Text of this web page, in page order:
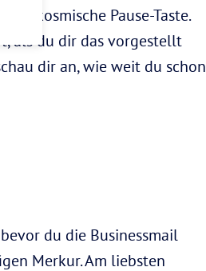
kosmische Pause-Taste.
als du dir das vorgestellt
dir an, wie weit du schon
du die Businessmail
Merkur. Am liebsten